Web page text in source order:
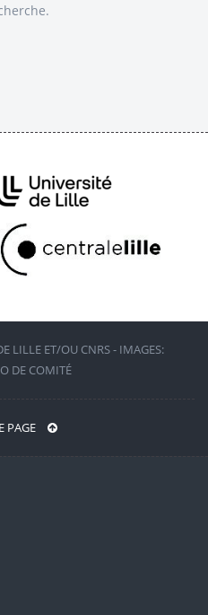
LILLE ET/OU CNRS - IMAGES:
DE COMITÉ
PAGE